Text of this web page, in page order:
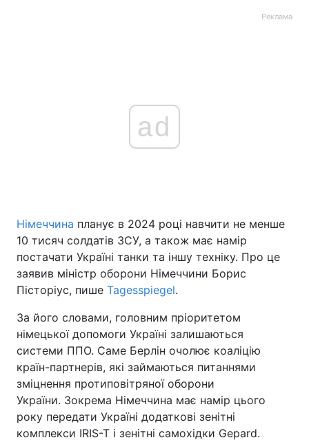
Реклама
ad
Німеччина планує в 2024 році навчити не менше
10 тисяч солдатів ЗСУ, а також має намір
постачати Україні танки та іншу техніку. Про це
заявив міністр оборони Німеччини Борис
Пісторіус, пише Tagesspiegel.
За його словами, головним пріоритетом
німецької допомоги Україні залишаються
системи ППО. Саме Берлін очолює коаліцію
країн-партнерів, які займаються питаннями
зміцнення протиповітряної оборони
України. Зокрема Німеччина має намір цього
року передати Україні додаткові зенітні
комплекси IRIS-T і зенітні самохідки Gepard.